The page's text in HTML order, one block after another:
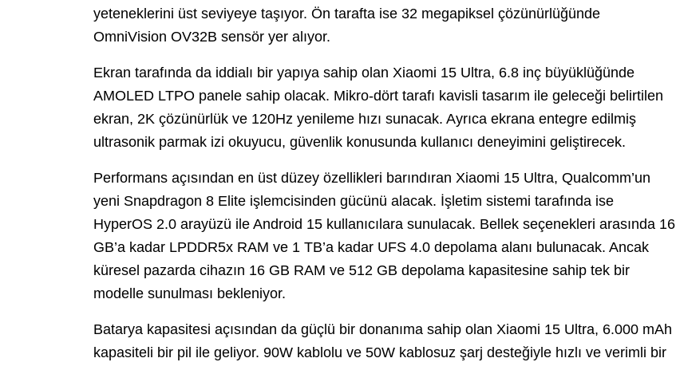
yeteneklerini üst seviyeye taşıyor. Ön tarafta ise 32 megapiksel çözünürlüğünde
OmniVision OV32B sensör yer alıyor.
Ekran tarafında da iddialı bir yapıya sahip olan Xiaomi 15 Ultra, 6.8 inç büyüklüğünde
AMOLED LTPO panele sahip olacak. Mikro-dört tarafı kavisli tasarım ile geleceği belirtilen
ekran, 2K çözünürlük ve 120Hz yenileme hızı sunacak. Ayrıca ekrana entegre edilmiş
ultrasonik parmak izi okuyucu, güvenlik konusunda kullanıcı deneyimini geliştirecek.
Performans açısından en üst düzey özellikleri barındıran Xiaomi 15 Ultra, Qualcomm’un
yeni Snapdragon 8 Elite işlemcisinden gücünü alacak. İşletim sistemi tarafında ise
HyperOS 2.0 arayüzü ile Android 15 kullanıcılara sunulacak. Bellek seçenekleri arasında 16
GB’a kadar LPDDR5x RAM ve 1 TB’a kadar UFS 4.0 depolama alanı bulunacak. Ancak
küresel pazarda cihazın 16 GB RAM ve 512 GB depolama kapasitesine sahip tek bir
modelle sunulması bekleniyor.
Batarya kapasitesi açısından da güçlü bir donanıma sahip olan Xiaomi 15 Ultra, 6.000 mAh
kapasiteli bir pil ile geliyor. 90W kablolu ve 50W kablosuz şarj desteğiyle hızlı ve verimli bir